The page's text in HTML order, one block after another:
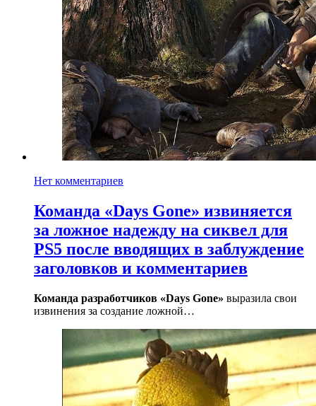
Нет комментариев
Команда «Days Gone» извиняется
за ложное надежду на сиквел для
PS5 после вводящих в заблуждение
заголовков и комментариев
Команда разработчиков «Days Gone» выразила свои
извинения за создание ложной…